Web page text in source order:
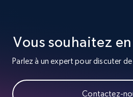
8.1K+ 716+
Youtube - Videos posts -
Vous souhaitez
Parlez à un expert pour discuter
Contactez-